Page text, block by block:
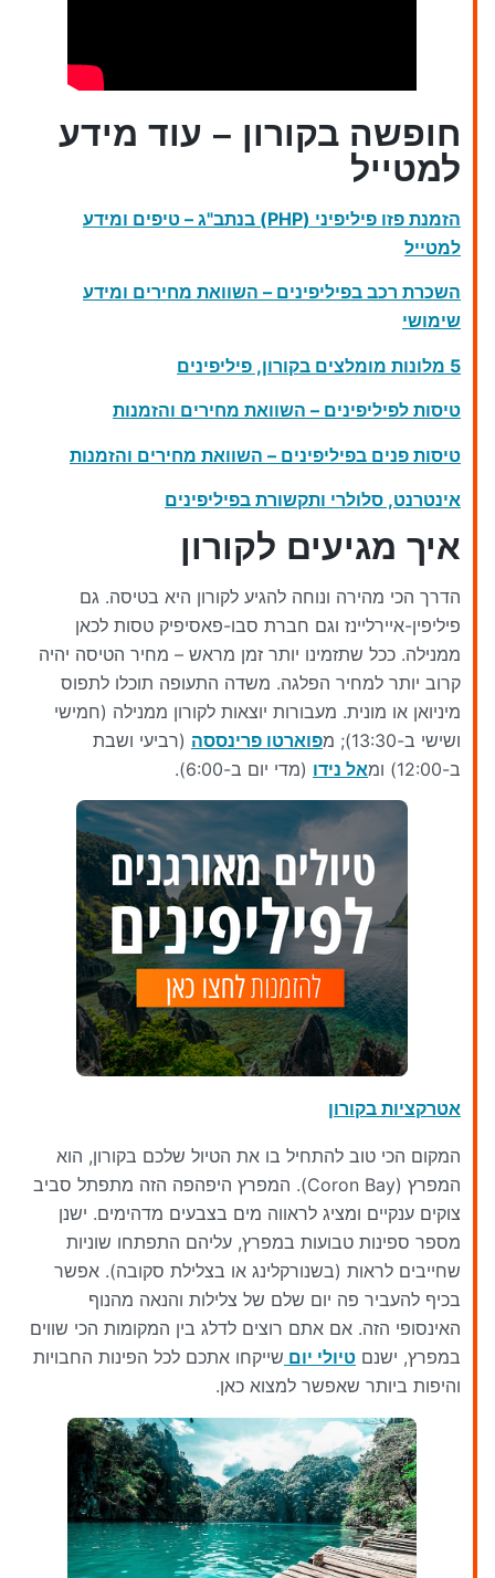
חופשה בקורון – עוד מידע
למטייל
הזמנת פזו פיליפיני (PHP) בנתב"ג – טיפים ומידע
למטייל
השכרת רכב בפיליפינים – השוואת מחירים ומידע
שימושי
5 מלונות מומלצים בקורון, פיליפינים
טיסות לפיליפינים – השוואת מחירים והזמנות
טיסות פנים בפיליפינים – השוואת מחירים והזמנות
אינטרנט, סלולרי ותקשורת בפיליפינים
איך מגיעים לקורון
הדרך הכי מהירה ונוחה להגיע לקורון היא בטיסה. גם
פיליפין-איירליינז וגם חברת סבו-פאסיפיק טסות לכאן
ממנילה. ככל שתזמינו יותר זמן מראש – מחיר הטיסה יהיה
קרוב יותר למחיר הפלגה. משדה התעופה תוכלו לתפוס
מיניואן או מונית. מעבורות יוצאות לקורון ממנילה (חמישי
ושישי ב-13:30); מ
פוארטו פרינססה (רביעי ושבת
ב-12:00) ומ
אל נידו (מדי יום ב-6:00).
אטרקציות בקורון
המקום הכי טוב להתחיל בו את הטיול שלכם בקורון, הוא
המפרץ (Coron Bay). המפרץ היפהפה הזה מתפתל סביב
צוקים ענקיים ומציג לראווה מים בצבעים מדהימים. ישנן
מספר ספינות טבועות במפרץ, עליהם התפתחו שוניות
שחייבים לראות (בשנורקלינג או בצלילת סקובה). אפשר
בכיף להעביר פה יום שלם של צלילות והנאה מהנוף
האינסופי הזה. אם אתם רוצים לדלג בין המקומות הכי שווים
במפרץ, ישנם טיולי יום שייקחו אתכם לכל הפינות החבויות
והיפות ביותר שאפשר למצוא כאן.